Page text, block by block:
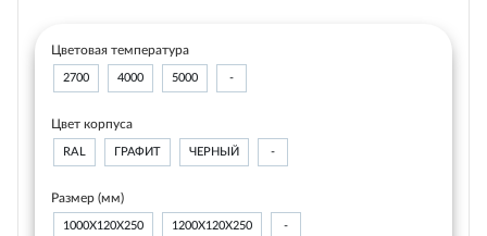
Цветовая температура
2700 4000 5000 -
Цвет корпуса
RAL ГРАФИТ ЧЕРНЫЙ -
Размер (мм)
1000Х120Х250 1200Х120Х250 -